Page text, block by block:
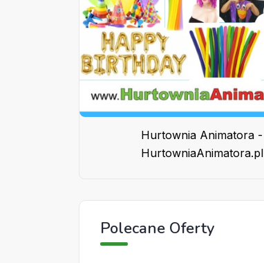
Hurtownia Animatora -
HurtowniaAnimatora.pl
Polecane Oferty